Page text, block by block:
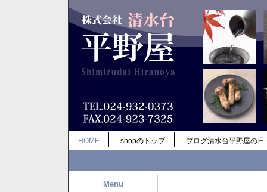
HOME shopのトップ ブログ清水台平野屋の日
Menu